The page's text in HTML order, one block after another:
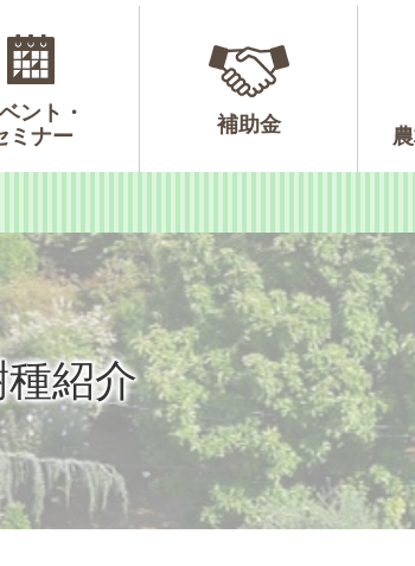
ント・
ミナー
補助金
紹介